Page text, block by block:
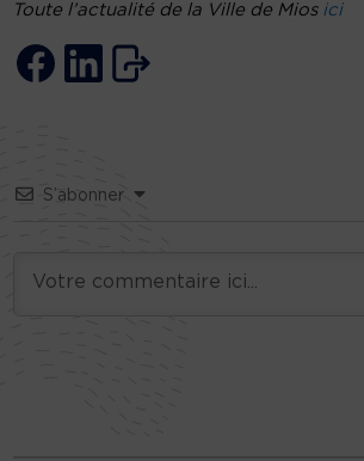
Toute l’actualité de la Ville de Mios ici
S’abonner